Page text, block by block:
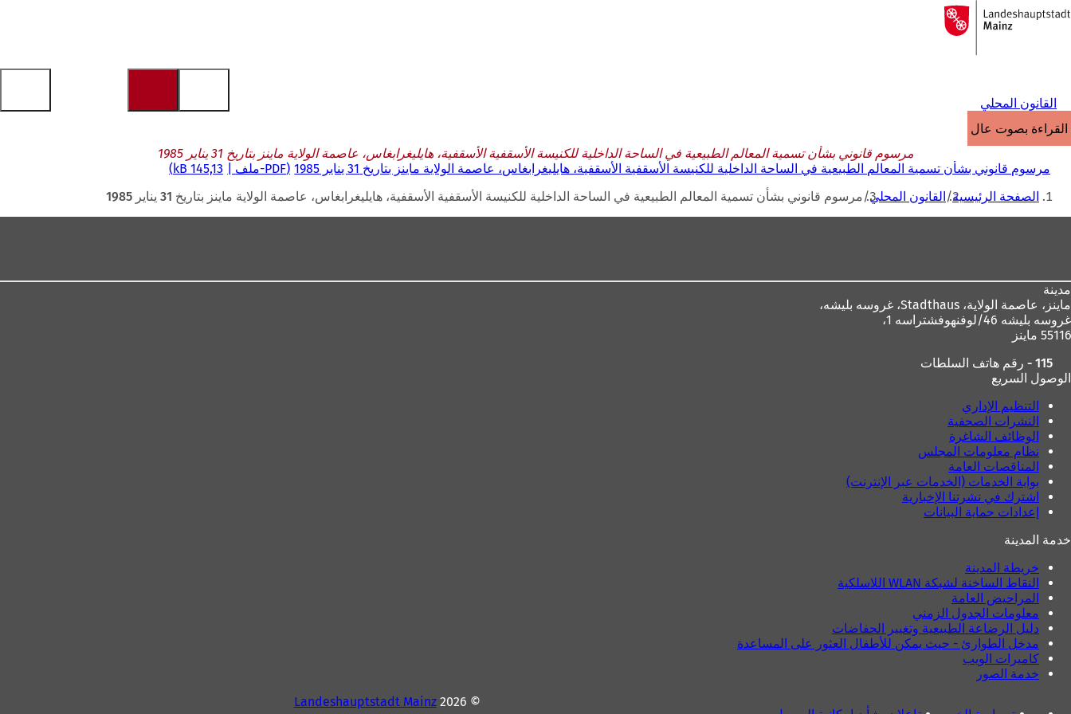
الانتقال إلى المحتوى
إلى
الصفحة
القانون المحلي
القراءة بصوت عالٍ
مرسوم قانوني بشأن تسمية المعالم الطبيعية في الساحة الداخلية للكنيسة الأسقفية الأسقفية، هايليغرابغاس، عاصمة الولاية ماينز بتاريخ 31 يناير 1985
مرسوم قانوني بشأن تسمية المعالم الطبيعية في الساحة الداخلية للكنيسة الأسقفية الأسقفية، هايليغرابغاس، عاصمة الولاية ماينز بتاريخ 31 يناير 1985
PDF-ملف 145,13 kB
أنت الصفحة الرئيسية القانون المحلي مرسوم قانوني بشأن تسمية المعالم الطبيعية في الساحة الداخلية للكنيسة الأسقفية الأسقفية، هايليغرابغاس، عاصمة الولاية ماينز بتاريخ 31 يناير 1985
مدينة
ماينز، عاصمة الولاية،
غروسه بليشه 46/لوفنهوفشتراسه 1،
55116 ماينز
115 - رقم هاتف السلطات
الوصول السريع
التنظيم الإداري
النشرات الصحفية
الوظائف الشاغرة
نظام معلومات المجلس
المناقصات العامة
بوابة الخدمات (الخدمات عبر الإنترنت)
اشترك في نشرتنا الإخبارية
إعدادات حماية البيانات
خدمة المدينة
خريطة المدينة
النقاط الساخنة لشبكة WLAN اللاسلكية
المراحيض العامة
معلومات الجدول الزمني
دليل الرضاعة الطبيعية وتغيير الحفاضات
مدخل الطوارئ - حيث يمكن للأطفال العثور على المساعدة
كاميرات الويب
خدمة الصور
© 2026
Landeshauptstadt Mainz